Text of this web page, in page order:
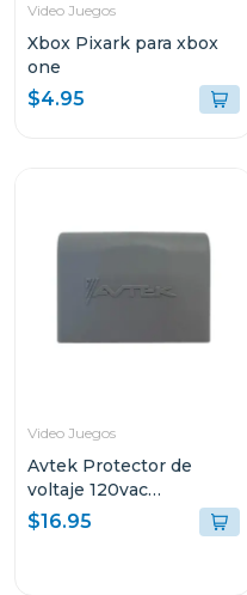
Video Juegos
Xbox Pixark para xbox
one
$4.95
Video Juegos
Avtek Protector de
voltaje 120vac
cortacorriente ptn-1t515
$16.95